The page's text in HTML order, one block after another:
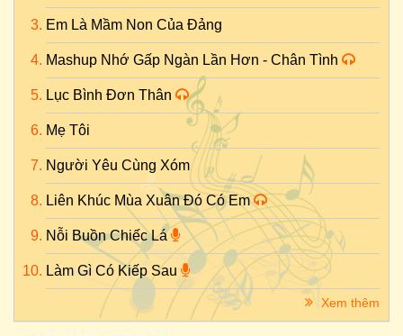
Em Là Mầm Non Của Đảng
Mashup Nhớ Gấp Ngàn Lần Hơn - Chân Tình
Lục Bình Đơn Thân
Mẹ Tôi
Người Yêu Cùng Xóm
Liên Khúc Mùa Xuân Đó Có Em
Nỗi Buồn Chiếc Lá
Làm Gì Có Kiếp Sau
Xem thêm